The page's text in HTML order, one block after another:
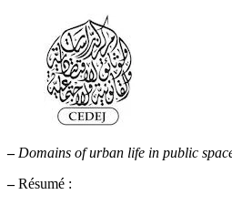
– Domains of urban life in public
–Résumé :